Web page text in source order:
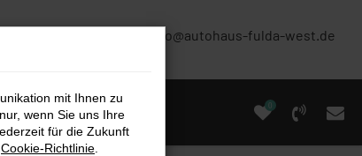
info@autohaus-fulda-west.de
0
mit Ihnen zu
wenn Sie uns Ihre
für die Zukunft
Cookie-Richtlinie